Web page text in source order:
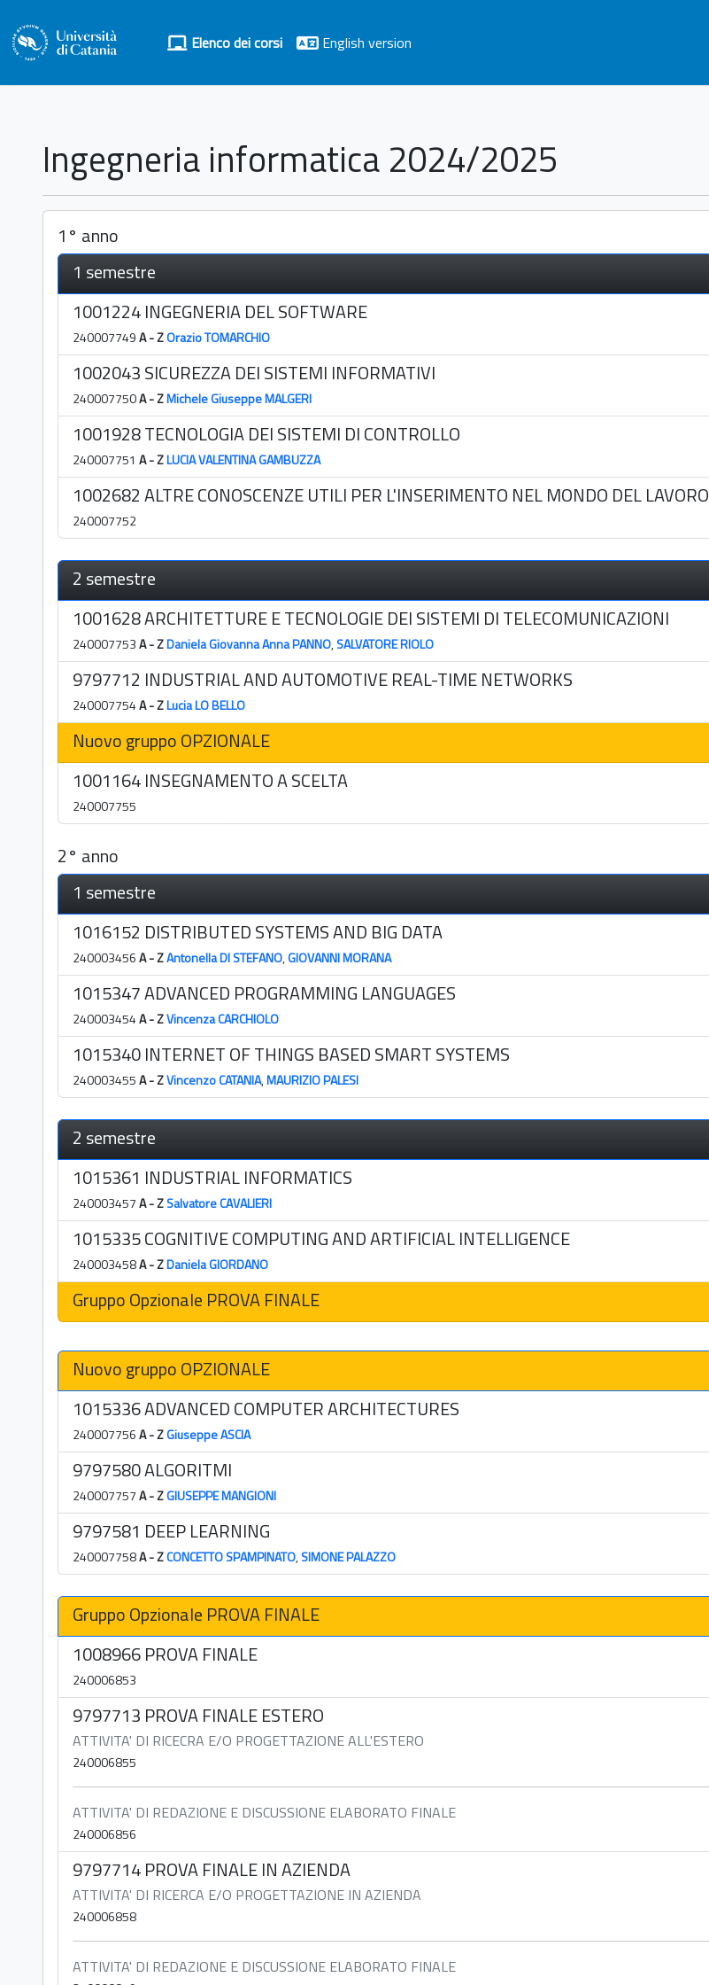
Elenco dei corsi English version
Ingegneria informatica 2024/2025
1° anno
1 semestre
1001224 INGEGNERIA DEL SOFTWARE
240007749A - ZOrazio TOMARCHIO
1002043 SICUREZZA DEI SISTEMI INFORMATIVI
240007750A - ZMichele Giuseppe MALGERI
1001928 TECNOLOGIA DEI SISTEMI DI CONTROLLO
240007751 A - ZLUCIA VALENTINA GAMBUZZA
1002682 ALTRE CONOSCENZE UTILI PER L'INSERIMENTO NEL MONDO DEL LAVORO
240007752
2 semestre
1001628 ARCHITETTURE E TECNOLOGIE DEI SISTEMI DI TELECOMUNICAZIONI
240007753A - ZDaniela Giovanna Anna PANNO,SALVATORE RIOLO
9797712 INDUSTRIAL AND AUTOMOTIVE REAL-TIME NETWORKS
240007754A - ZLucia LO BELLO
Nuovo gruppo OPZIONALE
1001164 INSEGNAMENTO A SCELTA
240007755
2° anno
1 semestre
1016152 DISTRIBUTED SYSTEMS AND BIG DATA
240003456A - ZAntonella DI STEFANO,GIOVANNI MORANA
1015347 ADVANCED PROGRAMMING LANGUAGES
240003454A - ZVincenza CARCHIOLO
1015340 INTERNET OF THINGS BASED SMART SYSTEMS
240003455A - ZVincenzo CATANIA,MAURIZIO PALESI
2 semestre
1015361 INDUSTRIAL INFORMATICS
240003457A - ZSalvatore CAVALIERI
1015335 COGNITIVE COMPUTING AND ARTIFICIAL INTELLIGENCE
240003458A - ZDaniela GIORDANO
Gruppo Opzionale PROVA FINALE
Nuovo gruppo OPZIONALE
1015336 ADVANCED COMPUTER ARCHITECTURES
240007756A - ZGiuseppe ASCIA
9797580 ALGORITMI
240007757A - ZGIUSEPPE MANGIONI
9797581 DEEP LEARNING
240007758A - ZCONCETTO SPAMPINATO,SIMONE PALAZZO
Gruppo Opzionale PROVA FINALE
1008966 PROVA FINALE
240006853
9797713 PROVA FINALE ESTERO
ATTIVITA' DI RICECRA E/O PROGETTAZIONE ALL'ESTERO
240006855
ATTIVITA' DI REDAZIONE E DISCUSSIONE ELABORATO FINALE
240006856
9797714 PROVA FINALE IN AZIENDA
ATTIVITA' DI RICERCA E/O PROGETTAZIONE IN AZIENDA
240006858
ATTIVITA' DI REDAZIONE E DISCUSSIONE ELABORATO FINALE